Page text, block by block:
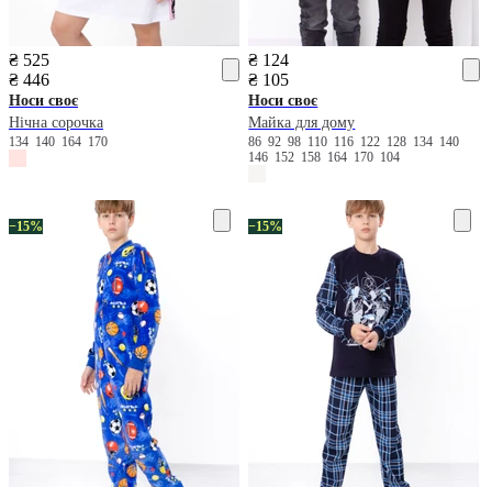
₴ 525
₴ 446
Носи своє
Нічна сорочка
134 140 164 170
₴ 124
₴ 105
Носи своє
Майка для дому
869298 110 116 122 128 134 140
146 152 158 164 170 104
−15% −15%